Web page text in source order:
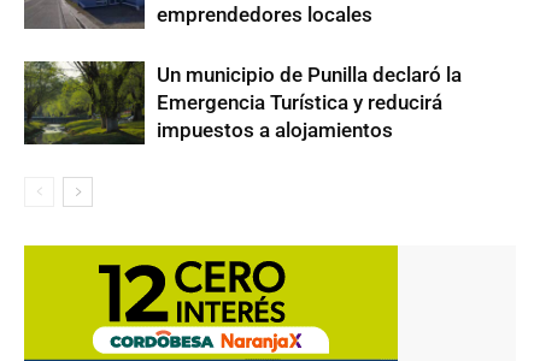
emprendedores locales
Un municipio de Punilla declaró la
Emergencia Turística y reducirá
impuestos a alojamientos